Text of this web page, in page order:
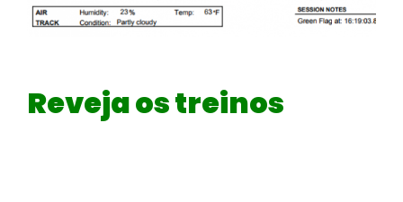
Reveja os treinos